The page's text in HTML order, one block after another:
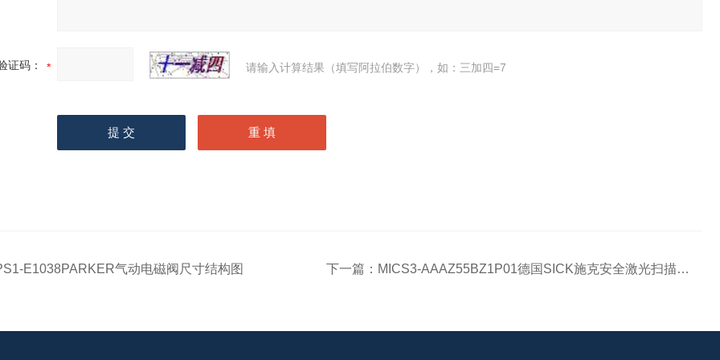
证码： 请输入计算结果（填写阿拉伯数字），如：三加四=7
E1038PARKER气动电磁阀尺寸结构图 下一篇： MICS3-AAAZ55BZ1P01德国SICK施克安全激光扫描仪的中文数据